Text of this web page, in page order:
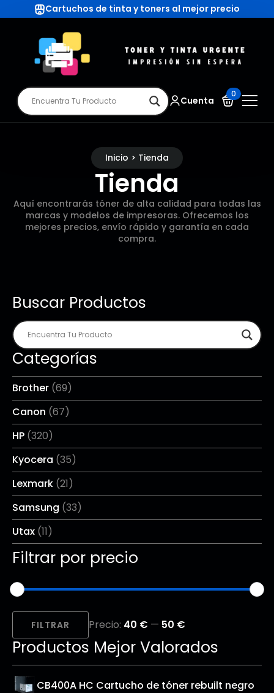
Cartuchos de tinta y toners al mejor precio
Cuenta
0
Inicio > Tienda
Tienda
Aquí encontrarás tóner de alta calidad para todas las
marcas y modelos de impresoras. Ofrecemos los
mejores precios, envío rápido y garantía en cada
compra.
Buscar Productos
Categorías
Brother (69)
Canon (67)
HP (320)
Kyocera (35)
Lexmark (21)
Samsung (33)
Utax (11)
Filtrar por precio
Precio
mínimo
Precio
máximo
FILTRAR Precio: 40 € — 50 €
Productos Mejor Valorados
CB400A HC Cartucho de tóner rebuilt negro